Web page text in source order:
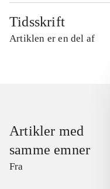
Tidsskrift
Artiklen er en del af
Artikler med
samme emner
Fra